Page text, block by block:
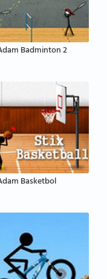
Badminton 2
Basketbol